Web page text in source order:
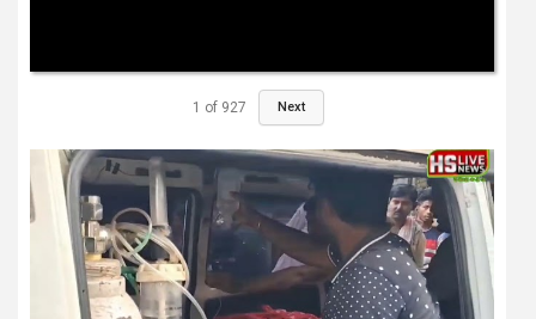
1 of 927 Next